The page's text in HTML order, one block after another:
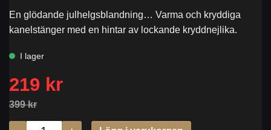
En glödande julhelgsblandning… Varma och kryddiga
kanelstänger med en hintar av lockande kryddnejlika.